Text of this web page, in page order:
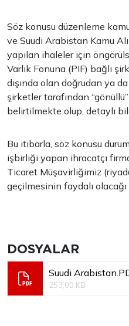
Söz konusu düzenleme
ve Suudi Arabistan Kamu
yapılan ihaleler için
Varlık Fonuna (PIF) bağlı
dışında olan doğrudan ya
şirketler tarafından
belirtilmekte olup, detaylı
Bu itibarla, söz konusu
işbirliği yapan ihracatçı
Ticaret Müşavirliğimiz (
geçilmesinin faydalı
DOSYALAR
Suudi
253,00 KB